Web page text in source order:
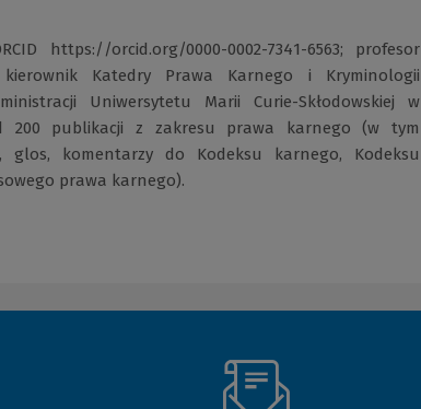
https://orcid.org/0000-0002-7341-6563(Link
do
innej
strony)
; profesor
Katedry Prawa Karnego i Kryminologii
Uniwersytetu Marii Curie-Skłodowskiej w
200 publikacji z zakresu prawa karnego (w tym
glos, komentarzy do Kodeksu karnego, Kodeksu
prawa karnego).